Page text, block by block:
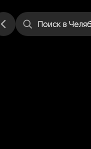
Поиск в
Места